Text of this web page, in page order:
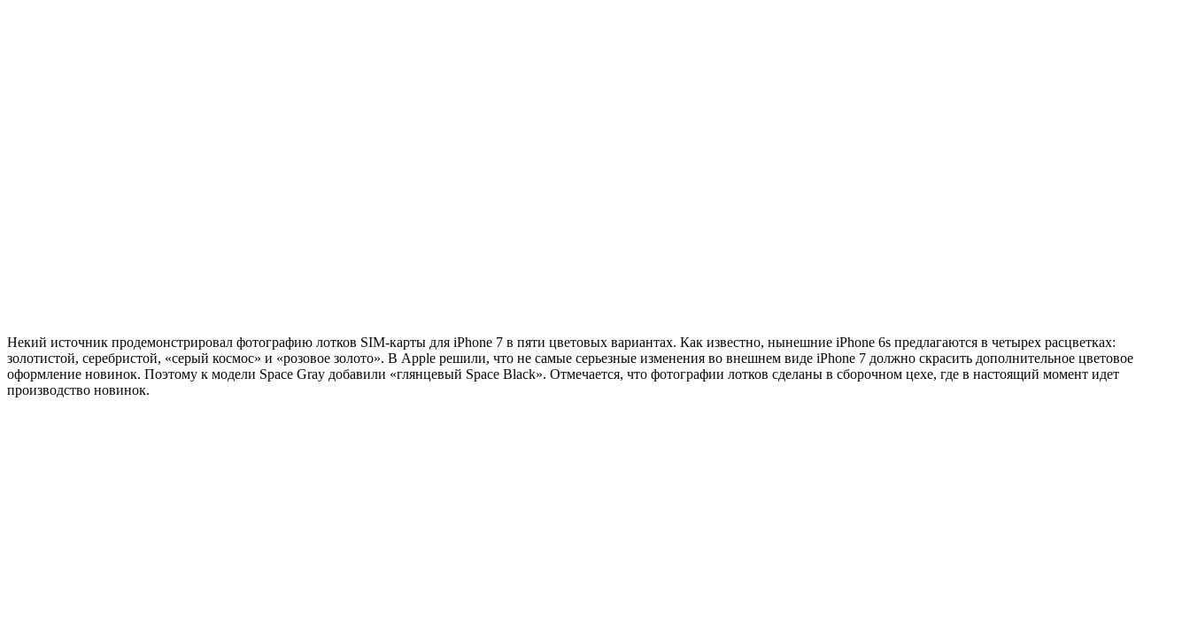
Некий источник продемонстрировал фотографию лотков SIM-карты для iPhone 7 в пяти цветовых вариантах. Как известно, нынешние iPhone 6s предлагаются в четырех расцветках:
золотистой, серебристой, «серый космос» и «розовое золото». В Apple решили, что не самые серьезные изменения во внешнем виде iPhone 7 должно скрасить дополнительное цветовое
оформление новинок. Поэтому к модели Space Gray добавили «глянцевый Space Black». Отмечается, что фотографии лотков сделаны в сборочном цехе, где в настоящий момент идет
производство новинок.